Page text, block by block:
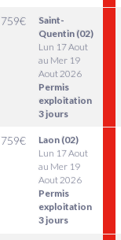
759€
Saint-
Quentin (02)
Lun 17 Aout
au Mer 19
Aout 2026
Permis
exploitation
3 jours
759€
Laon (02)
Lun 17 Aout
au Mer 19
Aout 2026
Permis
exploitation
3 jours